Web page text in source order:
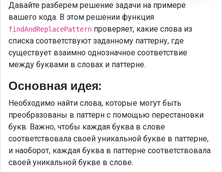
Давайте разберем решение задачи на примере
вашего кода. В этом решении функция
findAndReplacePattern проверяет, какие слова из
списка соответствуют заданному паттерну, где
существует взаимно однозначное соответствие
между буквами в словах и паттерне.
Основная идея:
Необходимо найти слова, которые могут быть
преобразованы в паттерн с помощью перестановки
букв. Важно, чтобы каждая буква в слове
соответствовала своей уникальной букве в паттерне,
и наоборот, каждая буква в паттерне соответствовала
своей уникальной букве в слове.